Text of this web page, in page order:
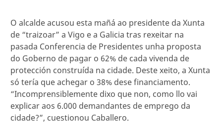
O alcalde acusou esta mañá ao presidente da Xunta
de “traizoar” a Vigo e a Galicia tras rexeitar na
pasada Conferencia de Presidentes unha proposta
do Goberno de pagar o 62% de cada vivenda de
protección construída na cidade. Deste xeito, a Xunta
só tería que achegar o 38% dese financiamento.
“Incomprensiblemente dixo que non, como llo vai
explicar aos 6.000 demandantes de emprego da
cidade?”, cuestionou Caballero.